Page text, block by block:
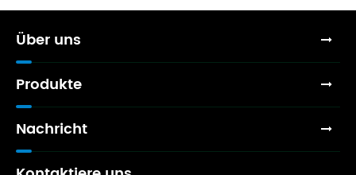
Über uns
Produkte
Nachricht